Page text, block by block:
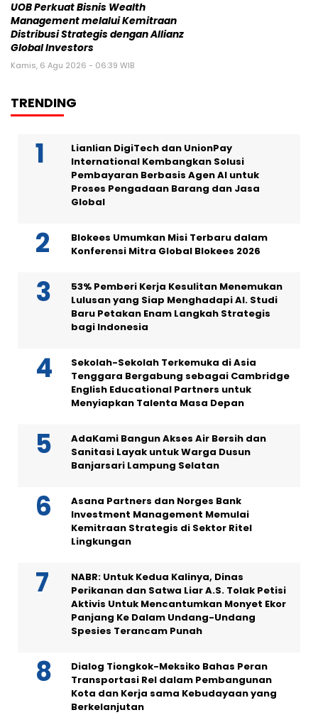
UOB Perkuat Bisnis Wealth
Management melalui Kemitraan
Distribusi Strategis dengan Allianz
Global Investors
Kamis, 6 Agu 2026 - 06:39 WIB
TRENDING
Lianlian DigiTech dan UnionPay
International Kembangkan Solusi
Pembayaran Berbasis Agen AI untuk
Proses Pengadaan Barang dan Jasa
Global
Blokees Umumkan Misi Terbaru dalam
Konferensi Mitra Global Blokees 2026
53% Pemberi Kerja Kesulitan Menemukan
Lulusan yang Siap Menghadapi AI. Studi
Baru Petakan Enam Langkah Strategis
bagi Indonesia
Sekolah-Sekolah Terkemuka di Asia
Tenggara Bergabung sebagai Cambridge
English Educational Partners untuk
Menyiapkan Talenta Masa Depan
AdaKami Bangun Akses Air Bersih dan
Sanitasi Layak untuk Warga Dusun
Banjarsari Lampung Selatan
Asana Partners dan Norges Bank
Investment Management Memulai
Kemitraan Strategis di Sektor Ritel
Lingkungan
NABR: Untuk Kedua Kalinya, Dinas
Perikanan dan Satwa Liar A.S. Tolak Petisi
Aktivis Untuk Mencantumkan Monyet Ekor
Panjang Ke Dalam Undang-Undang
Spesies Terancam Punah
Dialog Tiongkok-Meksiko Bahas Peran
Transportasi Rel dalam Pembangunan
Kota dan Kerja sama Kebudayaan yang
Berkelanjutan